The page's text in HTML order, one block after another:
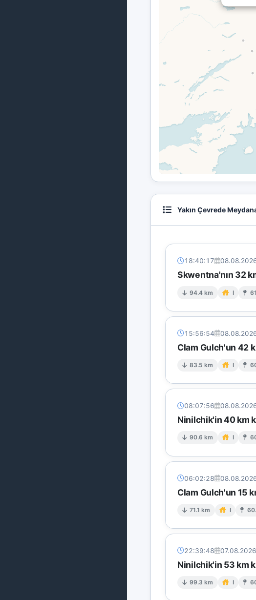
Yakın Çevrede
18:40:17
Skwentna'nın 32
94.4 km I
15:56:54
Clam Gulch'un 42
83.5 km I
08:07:56
Ninilchik'in 40 km
90.6 km I
06:02:28
Clam Gulch'un 15
71.1 km I
22:39:48 07.08.2026
Ninilchik'in 53 km
99.3 km I